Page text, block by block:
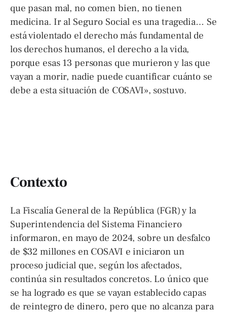
que pasan mal, no comen bien, no tienen
medicina. Ir al Seguro Social es una tragedia… Se
está violentado el derecho más fundamental de
los derechos humanos, el derecho a la vida,
porque esas 13 personas que murieron y las que
vayan a morir, nadie puede cuantificar cuánto se
debe a esta situación de COSAVI», sostuvo.
Contexto
La Fiscalía General de la República (FGR) y la
Superintendencia del Sistema Financiero
informaron, en mayo de 2024, sobre un desfalco
de $32 millones en COSAVI e iniciaron un
proceso judicial que, según los afectados,
continúa sin resultados concretos. Lo único que
se ha logrado es que se vayan establecido capas
de reintegro de dinero, pero que no alcanza para